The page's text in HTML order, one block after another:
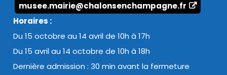
musee.mairie@chalonsenchampagne.fr
Horaires :
Du 15 octobre au 14 avril de 10h à 17h
Du 15 avril au 14 octobre de 10h à 18h
Dernière admission : 30 min avant la fermeture